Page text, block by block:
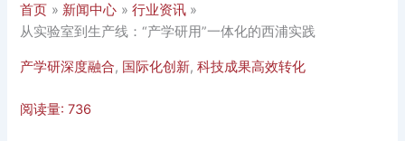
首页 新闻中心
行业资讯
从实验室到生产线：“产学研用”一体化的西浦实践
产学研深度融合, 国际化创新,科技成果高效转化
阅读量: 736